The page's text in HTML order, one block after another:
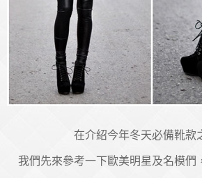
在介紹今年冬天必備靴款
我們先來參考一下歐美明星及名模們